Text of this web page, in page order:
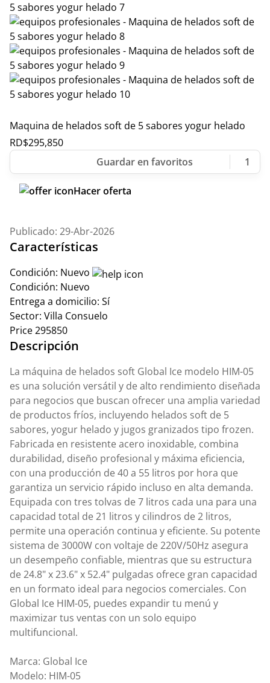
Maquina de helados soft de 5 sabores yogur helado
RD$295,850
1
Hacer oferta
Publicado: 29-Abr-2026
Características
Condición: Nuevo
Condición: Nuevo
Entrega a domicilio: Sí
Sector: Villa Consuelo
Price295850
Descripción
La máquina de helados soft Global Ice modelo HIM-05
es una solución versátil y de alto rendimiento diseñada
para negocios que buscan ofrecer una amplia variedad
de productos fríos, incluyendo helados soft de 5
sabores, yogur helado y jugos granizados tipo frozen.
Fabricada en resistente acero inoxidable, combina
durabilidad, diseño profesional y máxima eficiencia,
con una producción de 40 a 55 litros por hora que
garantiza un servicio rápido incluso en alta demanda.
Equipada con tres tolvas de 7 litros cada una para una
capacidad total de 21 litros y cilindros de 2 litros,
permite una operación continua y eficiente. Su potente
sistema de 3000W con voltaje de 220V/50Hz asegura
un desempeño confiable, mientras que su estructura
de 24.8" x 23.6" x 52.4" pulgadas ofrece gran capacidad
en un formato ideal para negocios comerciales. Con
Global Ice HIM-05, puedes expandir tu menú y
maximizar tus ventas con un solo equipo
multifuncional.
Marca: Global Ice
Modelo: HIM-05